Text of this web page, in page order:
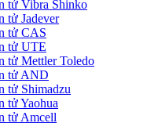
tử Vibra Shinko
tử Jadever
tử CAS
tử UTE
tử Mettler Toledo
tử AND
tử Shimadzu
tử Yaohua
tử Amcell